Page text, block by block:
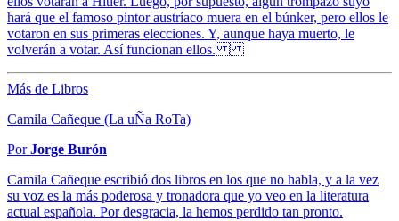
hará que el famoso pintor austríaco muera en el búnker, pero ellos le
votaron en sus primeras elecciones. Y, aunque haya muerto, le
volverán a votar. Así funcionan ellos.
Más de Libros
Camila Cañeque (La uÑa RoTa)
PorJorge Burón
Camila Cañeque escribió dos libros en los que no habla, y a la vez
su voz es la más poderosa y tronadora que yo veo en la literatura
actual española. Por desgracia, la hemos perdido tan pronto.